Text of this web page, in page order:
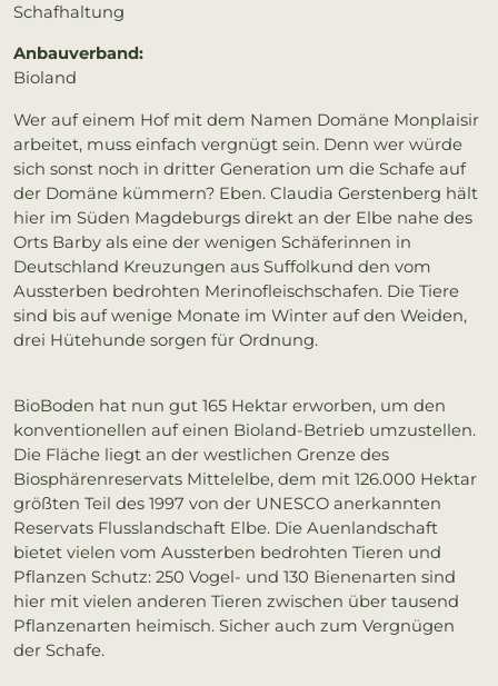
Schafhaltung
Anbauverband:
Bioland
Wer auf einem Hof mit dem Namen Domäne Monplaisir
arbeitet, muss einfach vergnügt sein. Denn wer würde
sich sonst noch in dritter Generation um die Schafe auf
der Domäne kümmern? Eben. Claudia Gerstenberg hält
hier im Süden Magdeburgs direkt an der Elbe nahe des
Orts Barby als eine der wenigen Schäferinnen in
Deutschland Kreuzungen aus Suffolkund den vom
Aussterben bedrohten Merinofleischschafen. Die Tiere
sind bis auf wenige Monate im Winter auf den Weiden,
drei Hütehunde sorgen für Ordnung.
BioBoden hat nun gut 165 Hektar erworben, um den
konventionellen auf einen Bioland-Betrieb umzustellen.
Die Fläche liegt an der westlichen Grenze des
Biosphärenreservats Mittelelbe, dem mit 126.000 Hektar
größten Teil des 1997 von der UNESCO anerkannten
Reservats Flusslandschaft Elbe. Die Auenlandschaft
bietet vielen vom Aussterben bedrohten Tieren und
Pflanzen Schutz: 250 Vogel- und 130 Bienenarten sind
hier mit vielen anderen Tieren zwischen über tausend
Pflanzenarten heimisch. Sicher auch zum Vergnügen
der Schafe.